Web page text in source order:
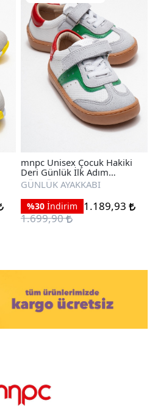
mnpc Unisex Çocuk Hakiki
Deri Günlük İlk Adım
Ayakkabı
GÜNLÜK AYAKKABI
%30 İndirim
1.189,93
1.699,90